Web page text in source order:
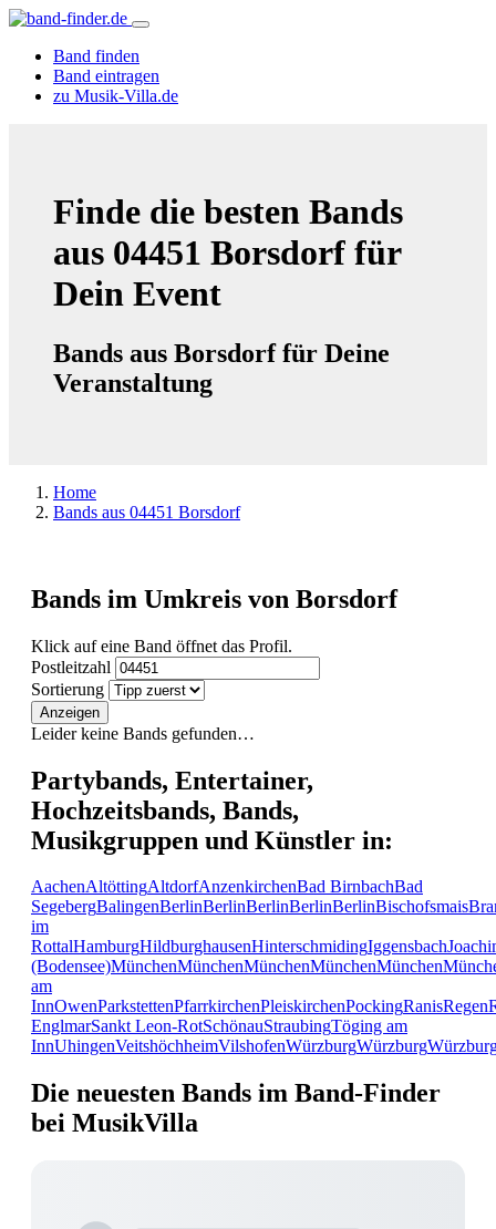
Band finden
Band eintragen
zu Musik-Villa.de
Finde die besten Bands
aus 04451 Borsdorf für
Dein Event
Bands aus Borsdorf für Deine
Veranstaltung
Home
Bands aus 04451 Borsdorf
Bands im Umkreis von Borsdorf
Klick auf eine Band öffnet das Profil.
Postleitzahl
Sortierung
Anzeigen
Leider keine Bands gefunden…
Partybands, Entertainer,
Hochzeitsbands, Bands,
Musikgruppen und Künstler in:
AachenAltöttingAltdorfAnzenkirchenBad BirnbachBad
SegebergBalingenBerlinBerlinBerlinBerlinBerlinBischofsmais
im
RottalHamburgHildburghausenHinterschmidingIggensbach
(Bodensee)MünchenMünchenMünchenMünchenMünchen
am
InnOwenParkstettenPfarrkirchenPleiskirchenPockingRanisRegen
EnglmarSankt Leon-RotSchönauStraubingTöging am
InnUhingenVeitshöchheimVilshofenWürzburgWürzburg
Die neuesten Bands im Band-Finder
bei MusikVilla